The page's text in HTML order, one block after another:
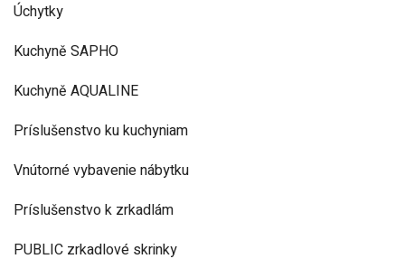
Úchytky
Kuchyně SAPHO
Kuchyně AQUALINE
Príslušenstvo ku kuchyniam
Vnútorné vybavenie nábytku
Príslušenstvo k zrkadlám
PUBLIC zrkadlové skrinky